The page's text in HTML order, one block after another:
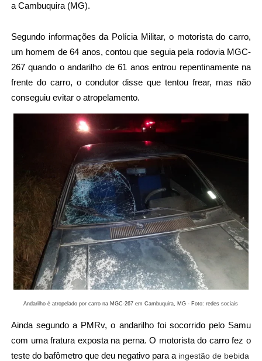
a Cambuquira (MG).
Segundo informações da Polícia Militar, o motorista do carro,
um homem de 64 anos, contou que seguia pela rodovia MGC-
267 quando o andarilho de 61 anos entrou repentinamente na
frente do carro, o condutor disse que tentou frear, mas não
conseguiu evitar o atropelamento.
Andarilho é atropelado por carro na MGC-267 em Cambuquira, MG - Foto: redes sociais
Ainda segundo a PMRv, o andarilho foi socorrido pelo Samu
com uma fratura exposta na perna. O motorista do carro fez o
teste do bafômetro que deu negativo para a ingestão de bebida